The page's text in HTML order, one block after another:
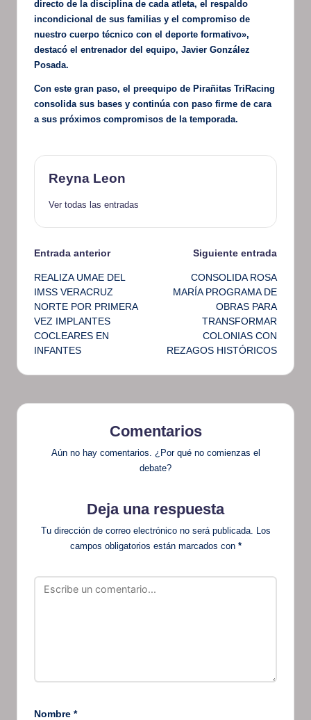
directo de la disciplina de cada atleta, el respaldo
incondicional de sus familias y el compromiso de
nuestro cuerpo técnico con el deporte formativo»,
destacó el entrenador del equipo, Javier González
Posada.
Con este gran paso, el preequipo de Pirañitas TriRacing
consolida sus bases y continúa con paso firme de cara
a sus próximos compromisos de la temporada.
Reyna Leon
Ver todas las entradas
Navegación
de
entradas
Entrada anterior
REALIZA UMAE DEL
IMSS VERACRUZ
NORTE POR PRIMERA
VEZ IMPLANTES
COCLEARES EN
INFANTES
Siguiente entrada
CONSOLIDA ROSA
MARÍA PROGRAMA DE
OBRAS PARA
TRANSFORMAR
COLONIAS CON
REZAGOS HISTÓRICOS
Comentarios
Aún no hay comentarios. ¿Por qué no comienzas el
debate?
Deja una respuesta
Tu dirección de correo electrónico no será publicada. Los
campos obligatorios están marcados con *
Nombre *